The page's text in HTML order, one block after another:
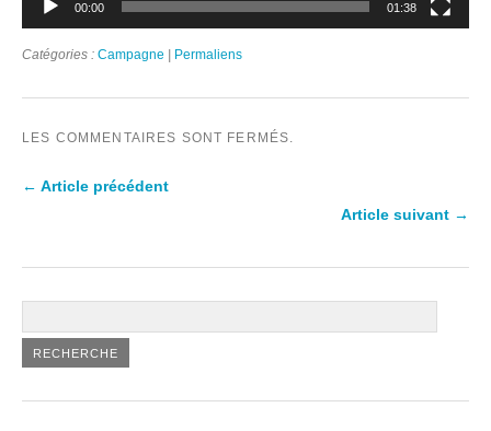
00:00 01:38
Catégories : Campagne Permaliens
LES COMMENTAIRES SONT FERMÉS.
← Article précédent
Article suivant →